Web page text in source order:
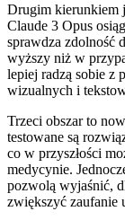
Drugim kierunkiem
Claude 3 Opus
sprawdza zdolność
wyższy niż w
lepiej radzą sobie z
wizualnych i
Trzeci obszar to
testowane są
co w przyszłości
medycynie.
pozwolą wyjaśnić,
zwiększyć zaufanie